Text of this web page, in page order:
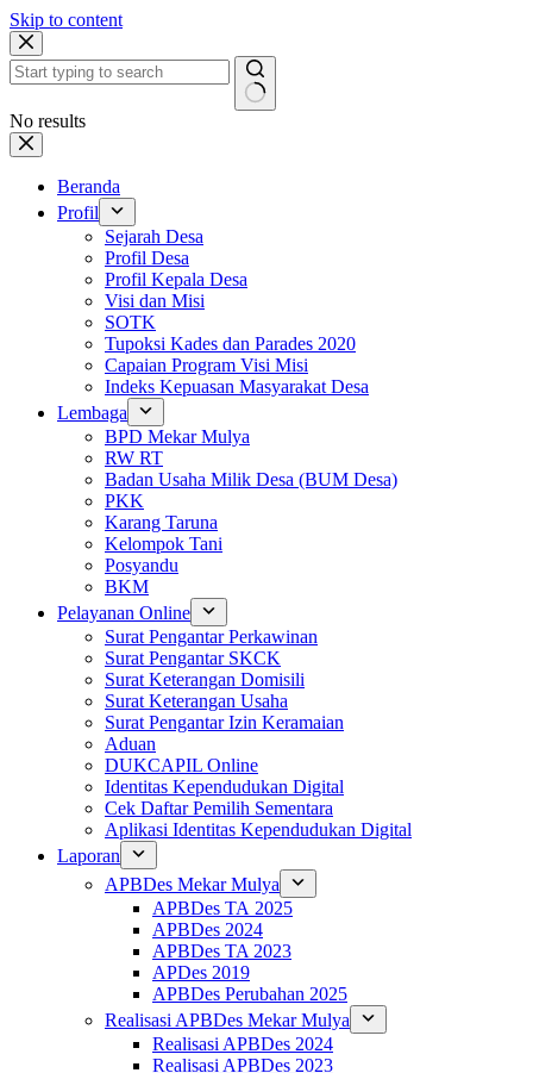
Skip to content
No results
Beranda
Profil
Sejarah Desa
Profil Desa
Profil Kepala Desa
Visi dan Misi
SOTK
Tupoksi Kades dan Parades 2020
Capaian Program Visi Misi
Indeks Kepuasan Masyarakat Desa
Lembaga
BPD Mekar Mulya
RW RT
Badan Usaha Milik Desa (BUM Desa)
PKK
Karang Taruna
Kelompok Tani
Posyandu
BKM
Pelayanan Online
Surat Pengantar Perkawinan
Surat Pengantar SKCK
Surat Keterangan Domisili
Surat Keterangan Usaha
Surat Pengantar Izin Keramaian
Aduan
DUKCAPIL Online
Identitas Kependudukan Digital
Cek Daftar Pemilih Sementara
Aplikasi Identitas Kependudukan Digital
Laporan
APBDes Mekar Mulya
APBDes TA 2025
APBDes 2024
APBDes TA 2023
APDes 2019
APBDes Perubahan 2025
Realisasi APBDes Mekar Mulya
Realisasi APBDes 2024
Realisasi APBDes 2023